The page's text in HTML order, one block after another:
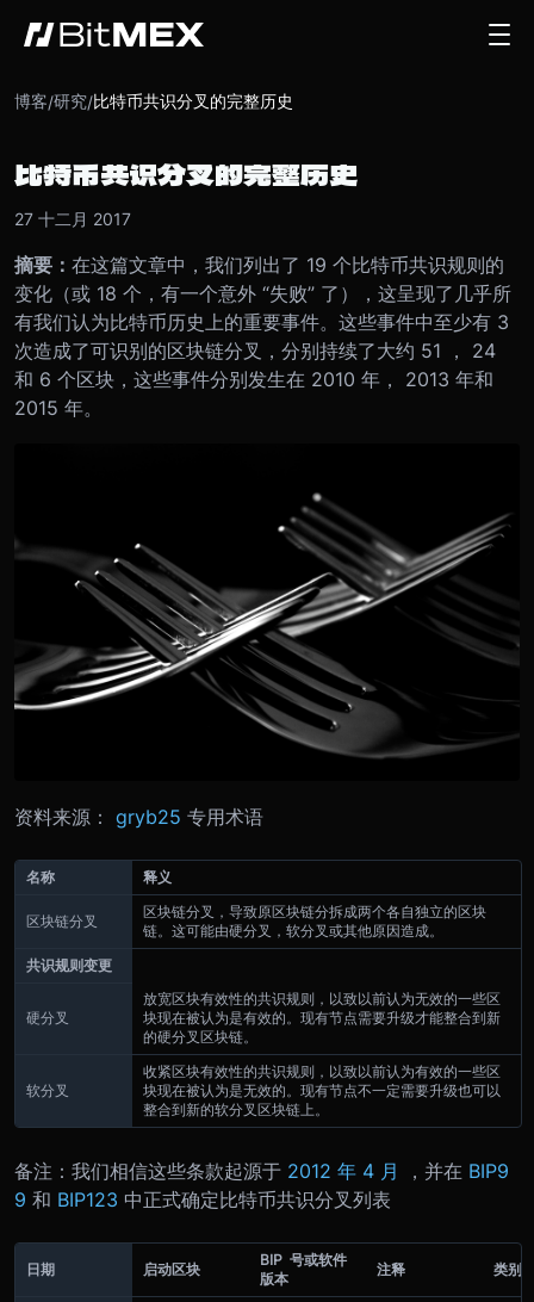
博客/研究/比特币共识分叉的完整历史
比特币共识分叉的完整历史
27 十二月 2017
摘要： 在这篇文章中，我们列出了 19 个比特币共识规则的
变化（或 18 个，有一个意外 “失败” 了），这呈现了几乎所
有我们认为比特币历史上的重要事件。这些事件中至少有 3
次造成了可识别的区块链分叉，分别持续了大约 51 ， 24
和 6 个区块，这些事件分别发生在 2010 年， 2013 年和
2015 年。
资料来源： gryb25 专用术语
名称 释义
区块链分叉
区块链分叉，导致原区块链分拆成两个各自独立的区块
链。这可能由硬分叉，软分叉或其他原因造成。
共识规则变更
硬分叉
放宽区块有效性的共识规则，以致以前认为无效的一些区
块现在被认为是有效的。 现有节点需要升级才能整合到新
的硬分叉区块链。
软分叉
收紧区块有效性的共识规则，以致以前认为有效的一些区
块现在被认为是无效的。 现有节点不一定需要升级也可以
整合到新的软分叉区块链上。
备注：我们相信这些条款起源于 2012 年 4 月 ，并在 BIP9
9 和 BIP123 中正式确定比特币共识分叉列表
日期 启动区块
BIP 号或软件
版本
注释 类别